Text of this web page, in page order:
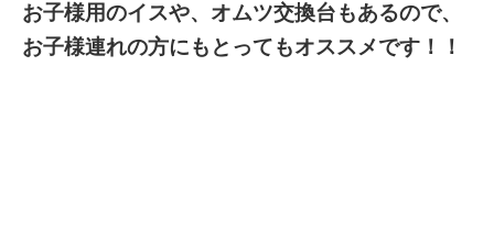
お子様用のイスや、オムツ交換台もあるので、
お子様連れの方にもとってもオススメです！！